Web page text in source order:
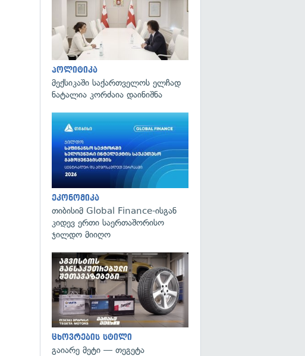
პოლიტიკა
მექსიკაში საქართველოს ელჩად
ნატალია კორძაია დაინიშნა
ეკონომიკა
თიბისიმ Global Finance-ისგან
კიდევ ერთი საერთაშორისო
ჯილდო მიიღო
ცხოვრების სტილი
გაიარე მეტი — თეგეტა